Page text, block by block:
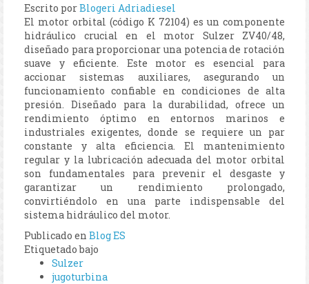
Escrito porBlogeri Adriadiesel
El motor orbital (código K 72104) es un componente
hidráulico crucial en el motor Sulzer ZV40/48,
diseñado para proporcionar una potencia de rotación
suave y eficiente. Este motor es esencial para
accionar sistemas auxiliares, asegurando un
funcionamiento confiable en condiciones de alta
presión. Diseñado para la durabilidad, ofrece un
rendimiento óptimo en entornos marinos e
industriales exigentes, donde se requiere un par
constante y alta eficiencia. El mantenimiento
regular y la lubricación adecuada del motor orbital
son fundamentales para prevenir el desgaste y
garantizar un rendimiento prolongado,
convirtiéndolo en una parte indispensable del
sistema hidráulico del motor.
Publicado en Blog ES
Etiquetado bajo
Sulzer
jugoturbina